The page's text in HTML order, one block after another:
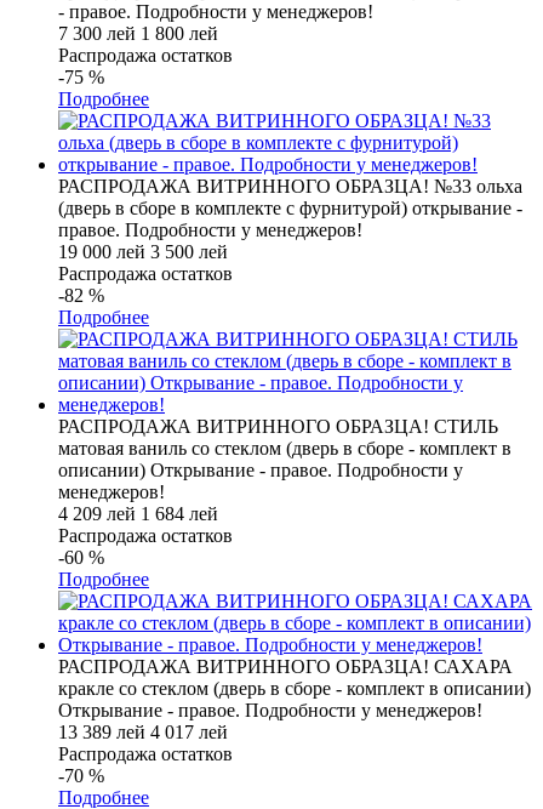
- правое. Подробности у менеджеров!
7 300 лей 1 800 лей
Распродажа остатков
-75 %
Подробнее
РАСПРОДАЖА ВИТРИННОГО ОБРАЗЦА! №33 ольха
(дверь в сборе в комплекте с фурнитурой) открывание -
правое. Подробности у менеджеров!
19 000 лей 3 500 лей
Распродажа остатков
-82 %
Подробнее
РАСПРОДАЖА ВИТРИННОГО ОБРАЗЦА! СТИЛЬ
матовая ваниль со стеклом (дверь в сборе - комплект в
описании) Открывание - правое. Подробности у
менеджеров!
4 209 лей 1 684 лей
Распродажа остатков
-60 %
Подробнее
РАСПРОДАЖА ВИТРИННОГО ОБРАЗЦА! САХАРА
кракле со стеклом (дверь в сборе - комплект в описании)
Открывание - правое. Подробности у менеджеров!
13 389 лей 4 017 лей
Распродажа остатков
-70 %
Подробнее